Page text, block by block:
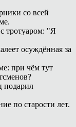
со всей
тротуаром: "Я
осуждённая за
при чём тут
подарил
по старости лет.